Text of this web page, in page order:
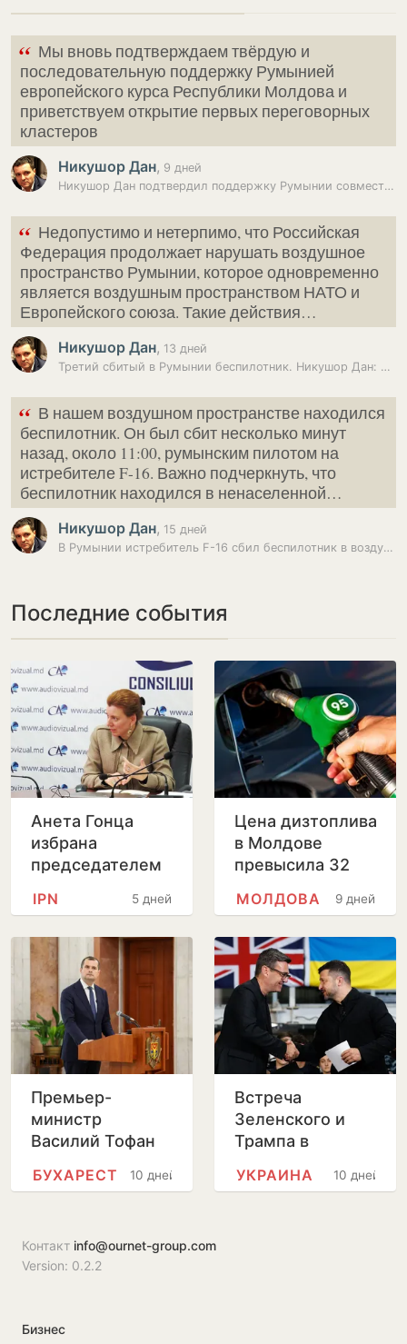
“ Мы вновь подтверждаем твёрдую и
последовательную поддержку Румынией
европейского курса Республики Молдова и
приветствуем открытие первых переговорных
кластеров
Никушор Дан, 9 дней
Никушор Дан подтвердил поддержку Румынии совместных проектов с…
“ Недопустимо и нетерпимо, что Российская
Федерация продолжает нарушать воздушное
пространство Румынии, которое одновременно
является воздушным пространством НАТО и
Европейского союза. Такие действия…
Никушор Дан, 13 дней
Третий сбитый в Румынии беспилотник. Никушор Дан: Сбитый в пятницу был…
“ В нашем воздушном пространстве находился
беспилотник. Он был сбит несколько минут
назад, около 11:00, румынским пилотом на
истребителе F-16. Важно подчеркнуть, что
беспилотник находился в ненаселенной…
Никушор Дан, 15 дней
В Румынии истребитель F-16 сбил беспилотник в воздушном пространстве…
Последние события
Анета Гонца
избрана
председателем
телевидению и
отставки
Лилианы Вицу
5 дней
IPN
Цена дизтоплива
в Молдове
превысила 32
9 дней
МОЛДОВА
Премьер-
министр
Василий Тофан
официальный10 дней
БУХАРЕСТ
Встреча
Зеленского и
Трампа в
пройдет без10 дней
УКРАИНА
Контакт info@ournet-group.com
Version: 0.2.2
Бизнес